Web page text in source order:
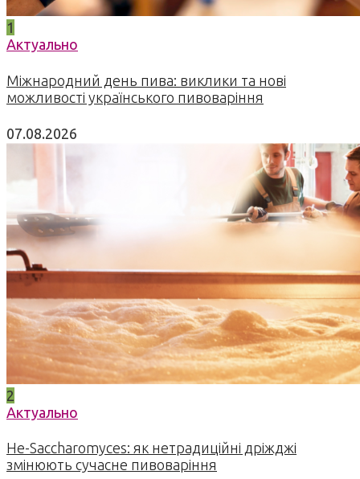
1
Актуально
Міжнародний день пива: виклики та нові
можливості українського пивоваріння
07.08.2026
2
Актуально
Не-Saccharomyces: як нетрадиційні дріжджі
змінюють сучасне пивоваріння